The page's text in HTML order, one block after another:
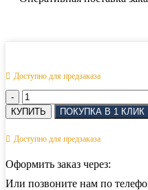
Доступно для предзаказа
Количество
товара
Скоба
кованная
контровкой
пальца
КУПИТЬ ПОКУПКА В 1 КЛИК
Доступно для предзаказа
Оформить заказ через:
Или позвоните нам по